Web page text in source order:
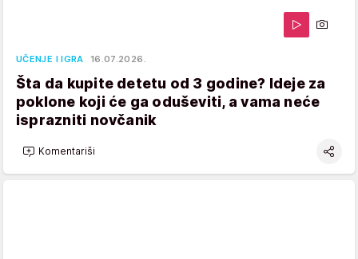
UČENJE I IGRA 16.07.2026.
Šta da kupite detetu od 3 godine? Ideje za
poklone koji će ga oduševiti, a vama neće
isprazniti novčanik
Komentariši